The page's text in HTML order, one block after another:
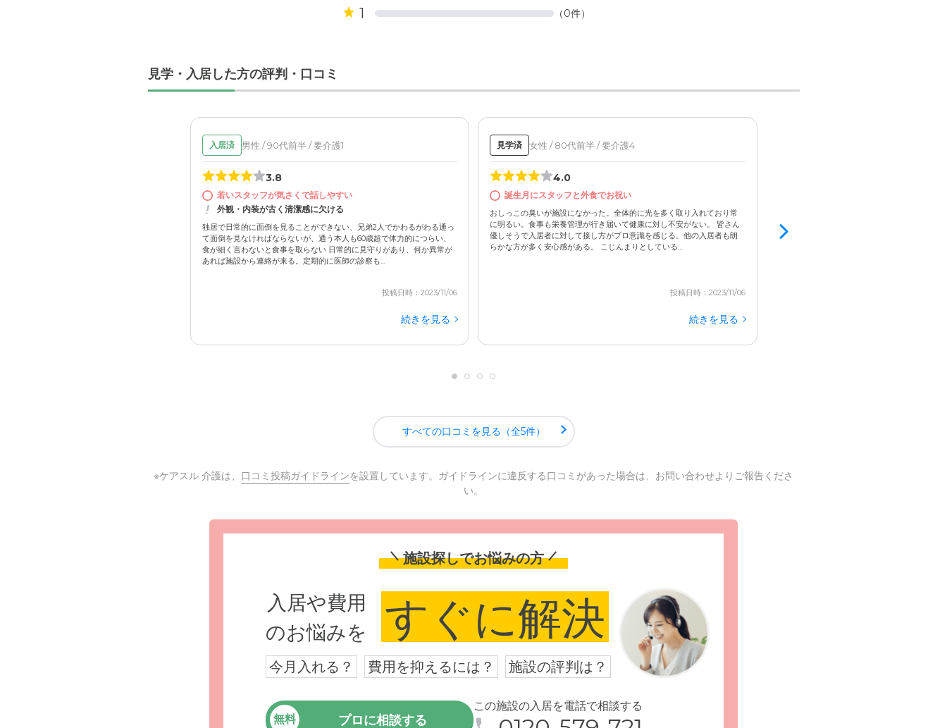
1 （0件）
見学・入居した方の評判・口コミ
入居済 男性 / 90代前半 / 要介護1
3.8
若いスタッフが気さくで話しやすい
外観・内装が古く清潔感に欠ける
独居で日常的に面倒を見ることができない、兄弟2人でかわるがわる通っ
て面倒を見なければならないが、通う本人も60歳超で体力的につらい、
食が細く言わないと食事を取らない 日常的に見守りがあり、何か異常が
あれば施設から連絡が来る。定期的に医師の診察も...
投稿日時：2023/11/06
続きを見る
見学済 女性 / 80代前半 / 要介護4
4.0
誕生月にスタッフと外食でお祝い
おしっこの臭いが施設になかった。全体的に光を多く取り入れており常
に明るい。食事も栄養管理が行き届いて健康に対し不安がない。 皆さん
優しそうで入居者に対して接し方がプロ意識を感じる。他の入居者も朗
らかな方が多く安心感がある。 こじんまりとしている...
投稿日時：2023/11/06
続きを見る
きは非常に大変さを感じました。お互いに気を
た。 トイレの補助やお風呂の補助を行わなくて
すべての口コミを見る（全5件）
※ケアスル 介護は、 口コミ投稿ガイドラインを設置しています。ガイドラインに違反する口コミがあった場合は、お問い合わせよりご報告くださ
い。
施設探しでお悩みの方
入居や費用
のお悩みを
すぐに解決
今月入れる？ 費用を抑えるには？ 施設の評判は？
無料 プロに相談する
この施設の入居を電話で相談する